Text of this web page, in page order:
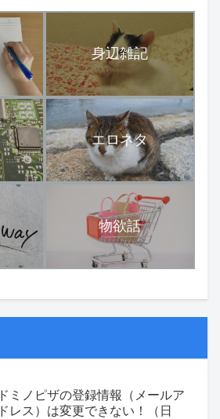
身辺雑記
エロネタ
物欲話
ドミノピザの登録情報（メールア
ドレス）は変更できない！（日